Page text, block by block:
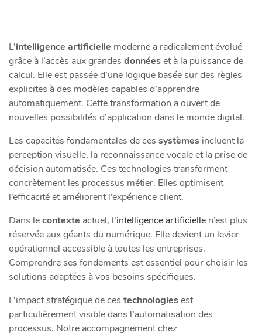
L’intelligence artificielle moderne a radicalement évolué
grâce à l’accès aux grandes donnéeset à la puissance de
calcul. Elle est passée d’une logique basée sur des règles
explicites à des modèles capables d’apprendre
automatiquement. Cette transformation a ouvert de
nouvelles possibilités d’application dans le monde digital.
Les capacités fondamentales de ces systèmes incluent la
perception visuelle, la reconnaissance vocale et la prise de
décision automatisée. Ces technologies transforment
concrètement les processus métier. Elles optimisent
l’efficacité et améliorent l’expérience client.
Dans lecontexte actuel, l’intelligence artificielle n’est plus
réservée aux géants du numérique. Elle devient un levier
opérationnel accessible à toutes les entreprises.
Comprendre ses fondements est essentiel pour choisir les
solutions adaptées à vos besoins spécifiques.
L’impact stratégique de ces technologiesest
particulièrement visible dans l’automatisation des
processus. Notre accompagnement chez